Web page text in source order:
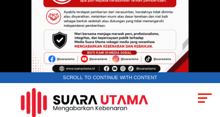
SCROLL TO CONTINUE WITH CONTENT